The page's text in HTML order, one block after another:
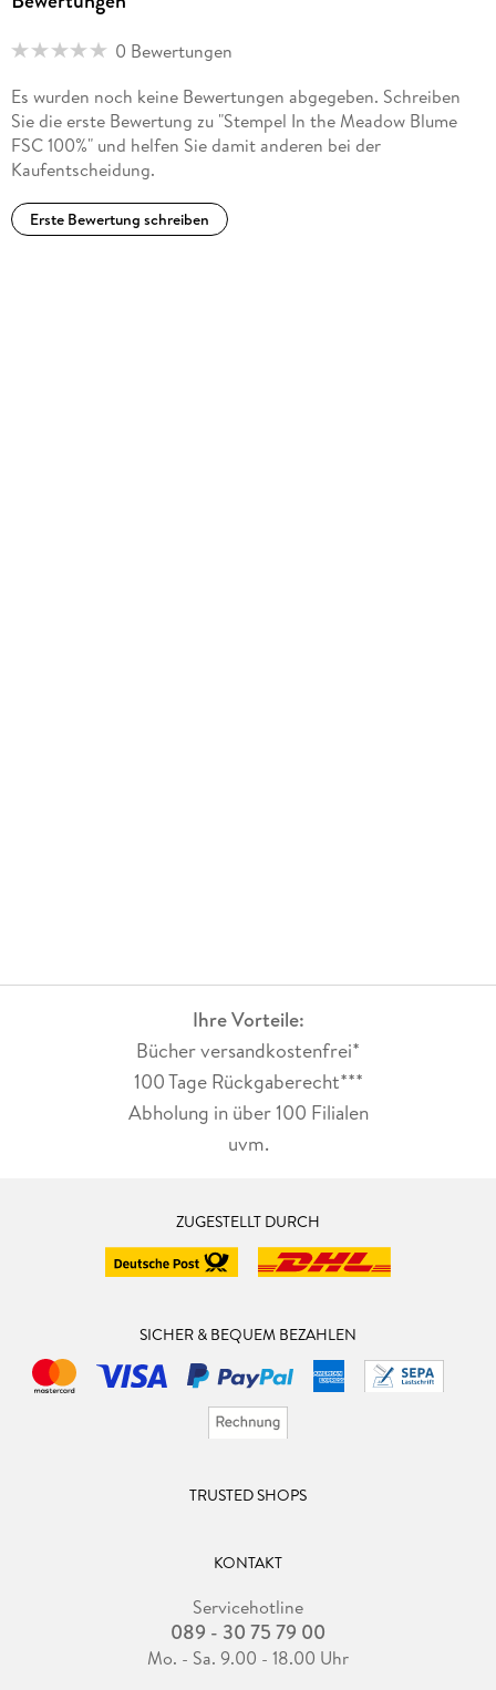
0 Bewertungen
Es wurden noch keine Bewertungen abgegeben. Schreiben
Sie die erste Bewertung zu "Stempel In the Meadow Blume
FSC 100%" und helfen Sie damit anderen bei der
Kaufentscheidung.
Erste Bewertung schreiben
Ihre Vorteile:
Bücher versandkostenfrei*
100 Tage Rückgaberecht***
Abholung in über 100 Filialen
uvm.
ZUGESTELLT DURCH
SICHER & BEQUEM BEZAHLEN
TRUSTED SHOPS
KONTAKT
Servicehotline
089 - 30 75 79 00
Mo. - Sa. 9.00 - 18.00 Uhr